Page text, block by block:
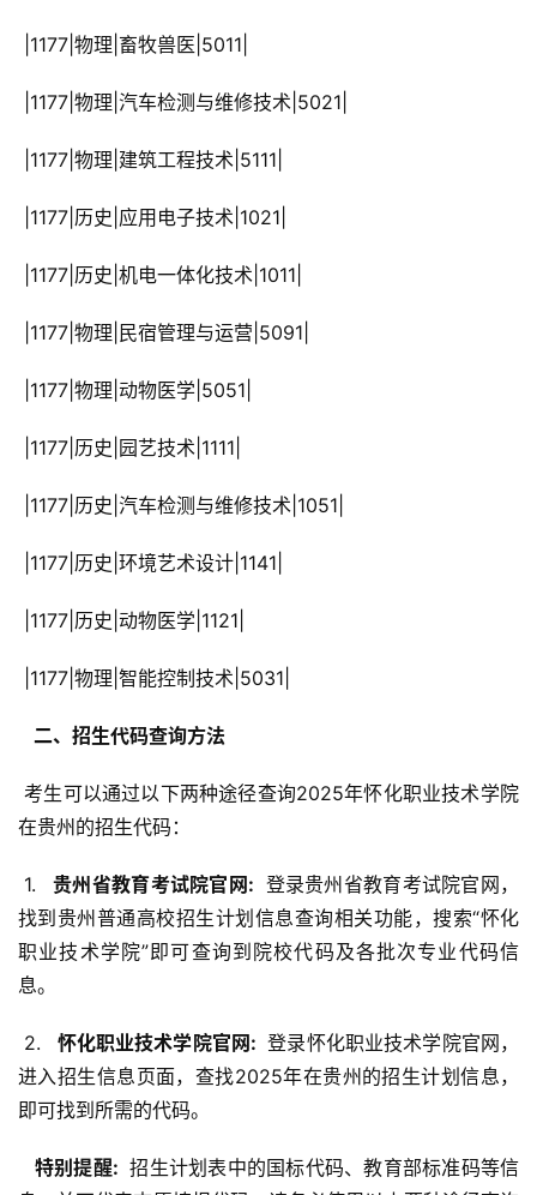
|1177|物理|畜牧兽医|5011|
|1177|物理|汽车检测与维修技术|5021|
|1177|物理|建筑工程技术|5111|
|1177|历史|应用电子技术|1021|
|1177|历史|机电一体化技术|1011|
|1177|物理|民宿管理与运营|5091|
|1177|物理|动物医学|5051|
|1177|历史|园艺技术|1111|
|1177|历史|汽车检测与维修技术|1051|
|1177|历史|环境艺术设计|1141|
|1177|历史|动物医学|1121|
|1177|物理|智能控制技术|5031|
  二、招生代码查询方法
考生可以通过以下两种途径查询2025年怀化职业技术学院
在贵州的招生代码：
1.
  贵州省教育考试院官网:
登录贵州省教育考试院官网，
找到贵州普通高校招生计划信息查询相关功能，搜索“怀化
职业技术学院”即可查询到院校代码及各批次专业代码信
息。
2.
  怀化职业技术学院官网:
登录怀化职业技术学院官网，
进入招生信息页面，查找2025年在贵州的招生计划信息，
即可找到所需的代码。
  特别提醒:
招生计划表中的国标代码、教育部标准码等信